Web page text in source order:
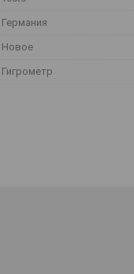
Германия
Новое
Гигрометр